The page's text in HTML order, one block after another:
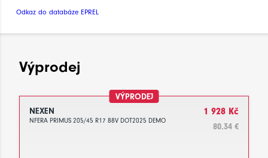
Odkaz do databáze EPREL
Výprodej
VÝPRODEJ
NEXEN
NFERA PRIMUS 205/45 R17 88V DOT2025 DEMO
1 928 Kč
80.34 €